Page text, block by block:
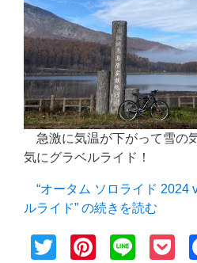
急激に気温が下がって雪の
気にグラベルライド！
“オータム ソロライド 2024
ルライド” の続きを読む
TwitterPinterest
Line